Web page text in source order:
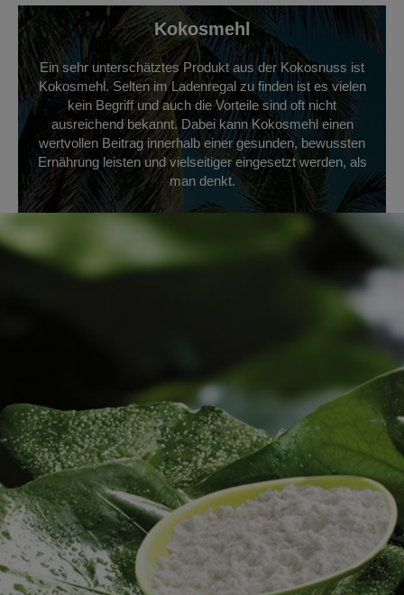
Kokosmehl
Ein sehr unterschätztes Produkt aus der Kokosnuss ist
Kokosmehl. Selten im Ladenregal zu finden ist es vielen
kein Begriff und auch die Vorteile sind oft nicht
ausreichend bekannt. Dabei kann Kokosmehl einen
wertvollen Beitrag innerhalb einer gesunden, bewussten
Ernährung leisten und vielseitiger eingesetzt werden, als
man denkt.